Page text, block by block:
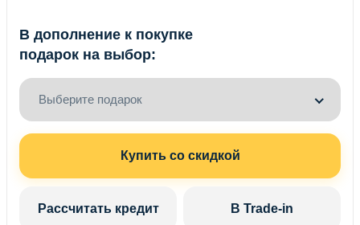
В дополнение к покупке
подарок на выбор:
Выберите подарок
Купить со скидкой
Рассчитать кредит В Trade-in